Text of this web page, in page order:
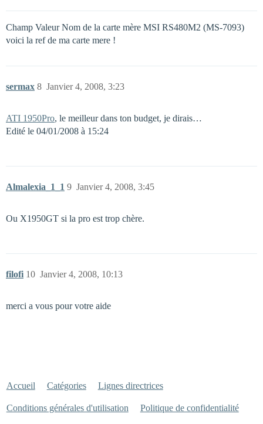
Champ Valeur Nom de la carte mère MSI RS480M2 (MS-7093)
voici la ref de ma carte mere !
sermax Janvier 4, 2008, 3:23
8
ATI 1950Pro, le meilleur dans ton budget, je dirais…
Edité le 04/01/2008 à 15:24
Almalexia_1_1 Janvier 4, 2008, 3:45
9
Ou X1950GT si la pro est trop chère.
filofi Janvier 4, 2008, 10:13
10
merci a vous pour votre aide
Accueil Catégories Lignes directrices
Conditions générales d'utilisation Politique de confidentialité